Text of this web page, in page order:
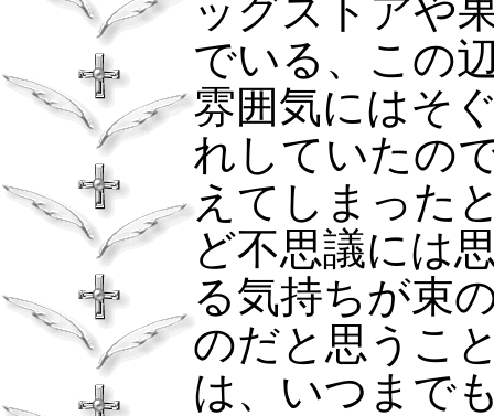
ッグストアや
でいる、この
雰囲気にはそ
れしていたの
えてしまった
ど不思議には
る気持ちが束
のだと思うこ
は、いつまで